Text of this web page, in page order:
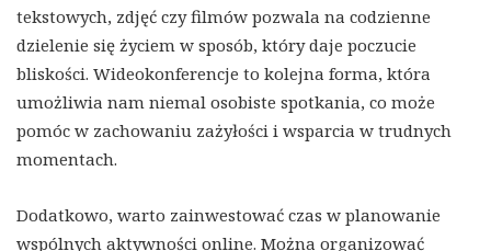
tekstowych, zdjęć czy filmów pozwala na codzienne
dzielenie się życiem w sposób, który daje poczucie
bliskości. Wideokonferencje to kolejna forma, która
umożliwia nam niemal osobiste spotkania, co może
pomóc w zachowaniu zażyłości i wsparcia w trudnych
momentach.
Dodatkowo, warto zainwestować czas w planowanie
wspólnych aktywności online. Można organizować